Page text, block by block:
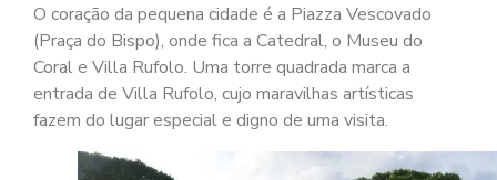
O coração da pequena cidade é a Piazza Vescovado
(Praça do Bispo), onde fica a Catedral, o Museu do
Coral e Villa Rufolo. Uma torre quadrada marca a
entrada de Villa Rufolo, cujo maravilhas artísticas
fazem do lugar especial e digno de uma visita.